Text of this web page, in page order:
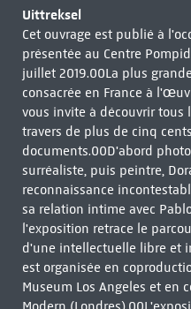
Uittreksel
Cet ouvrage est publié à
présentée au Centre
juillet 2019.00La plus
consacrée en France à
vous invite à découvrir tous
travers de plus de cinq
documents.00D'abord
surréaliste, puis peintre,
reconnaissance
sa relation intime avec
l'exposition retrace le
d'une intellectuelle libre et
est organisée en
Museum Los Angeles et en